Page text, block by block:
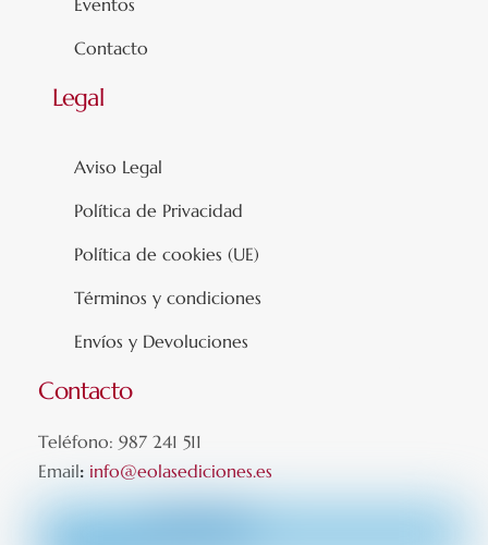
Contacto
Legal
Aviso Legal
Política de Privacidad
Política de cookies (UE)
Términos y condiciones
Envíos y Devoluciones
Contacto
Teléfono: 987 241 511
Email: info@eolasediciones.es